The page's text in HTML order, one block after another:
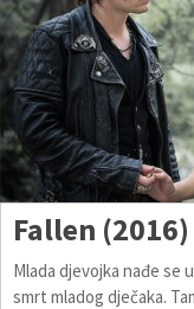
Fallen (2016)
Mlada djevojka nađe se
smrt mladog dječaka.